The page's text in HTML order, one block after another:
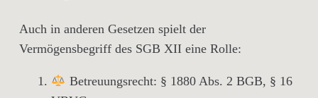
Auch in anderen Gesetzen spielt der
Vermögensbegriff des SGB XII eine Rolle:
Betreuungsrecht: § 1880 Abs. 2 BGB, § 16